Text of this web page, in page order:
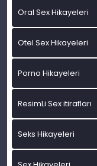
Oral Sex Hikayeleri
Otel Sex Hikayeleri
Porno Hikayeleri
ResimLi Sex itirafları
Seks Hikayeleri